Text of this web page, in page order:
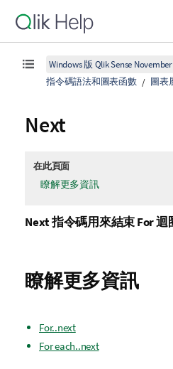
Windows 版 Qlik Sense November
指令碼語法和圖表函數
圖表
Next
在此頁面
瞭解更多資訊
Next指令碼用來結束For迴
瞭解更多資訊
For..next
For each..next